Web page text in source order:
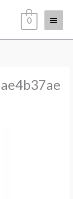
menu
0